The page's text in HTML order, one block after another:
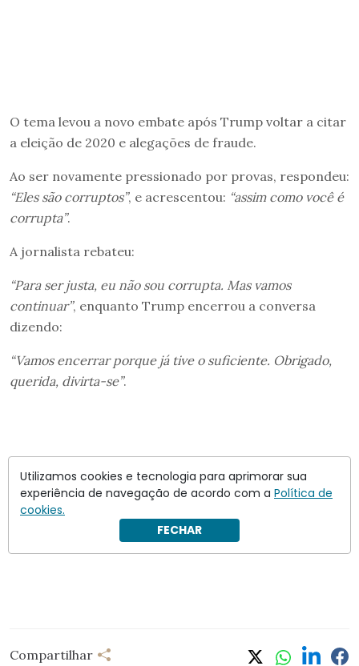
O tema levou a novo embate após Trump voltar a citar
a eleição de 2020 e alegações de fraude.
Ao ser novamente pressionado por provas, respondeu:
“Eles são corruptos”, e acrescentou: “assim como você é
corrupta”.
A jornalista rebateu:
“Para ser justa, eu não sou corrupta. Mas vamos
continuar”, enquanto Trump encerrou a conversa
dizendo:
“Vamos encerrar porque já tive o suficiente. Obrigado,
querida, divirta-se”.
Compartilhar
Utilizamos cookies e tecnologia para aprimorar sua
experiência de navegação de acordo com a Política de
cookies.
FECHAR